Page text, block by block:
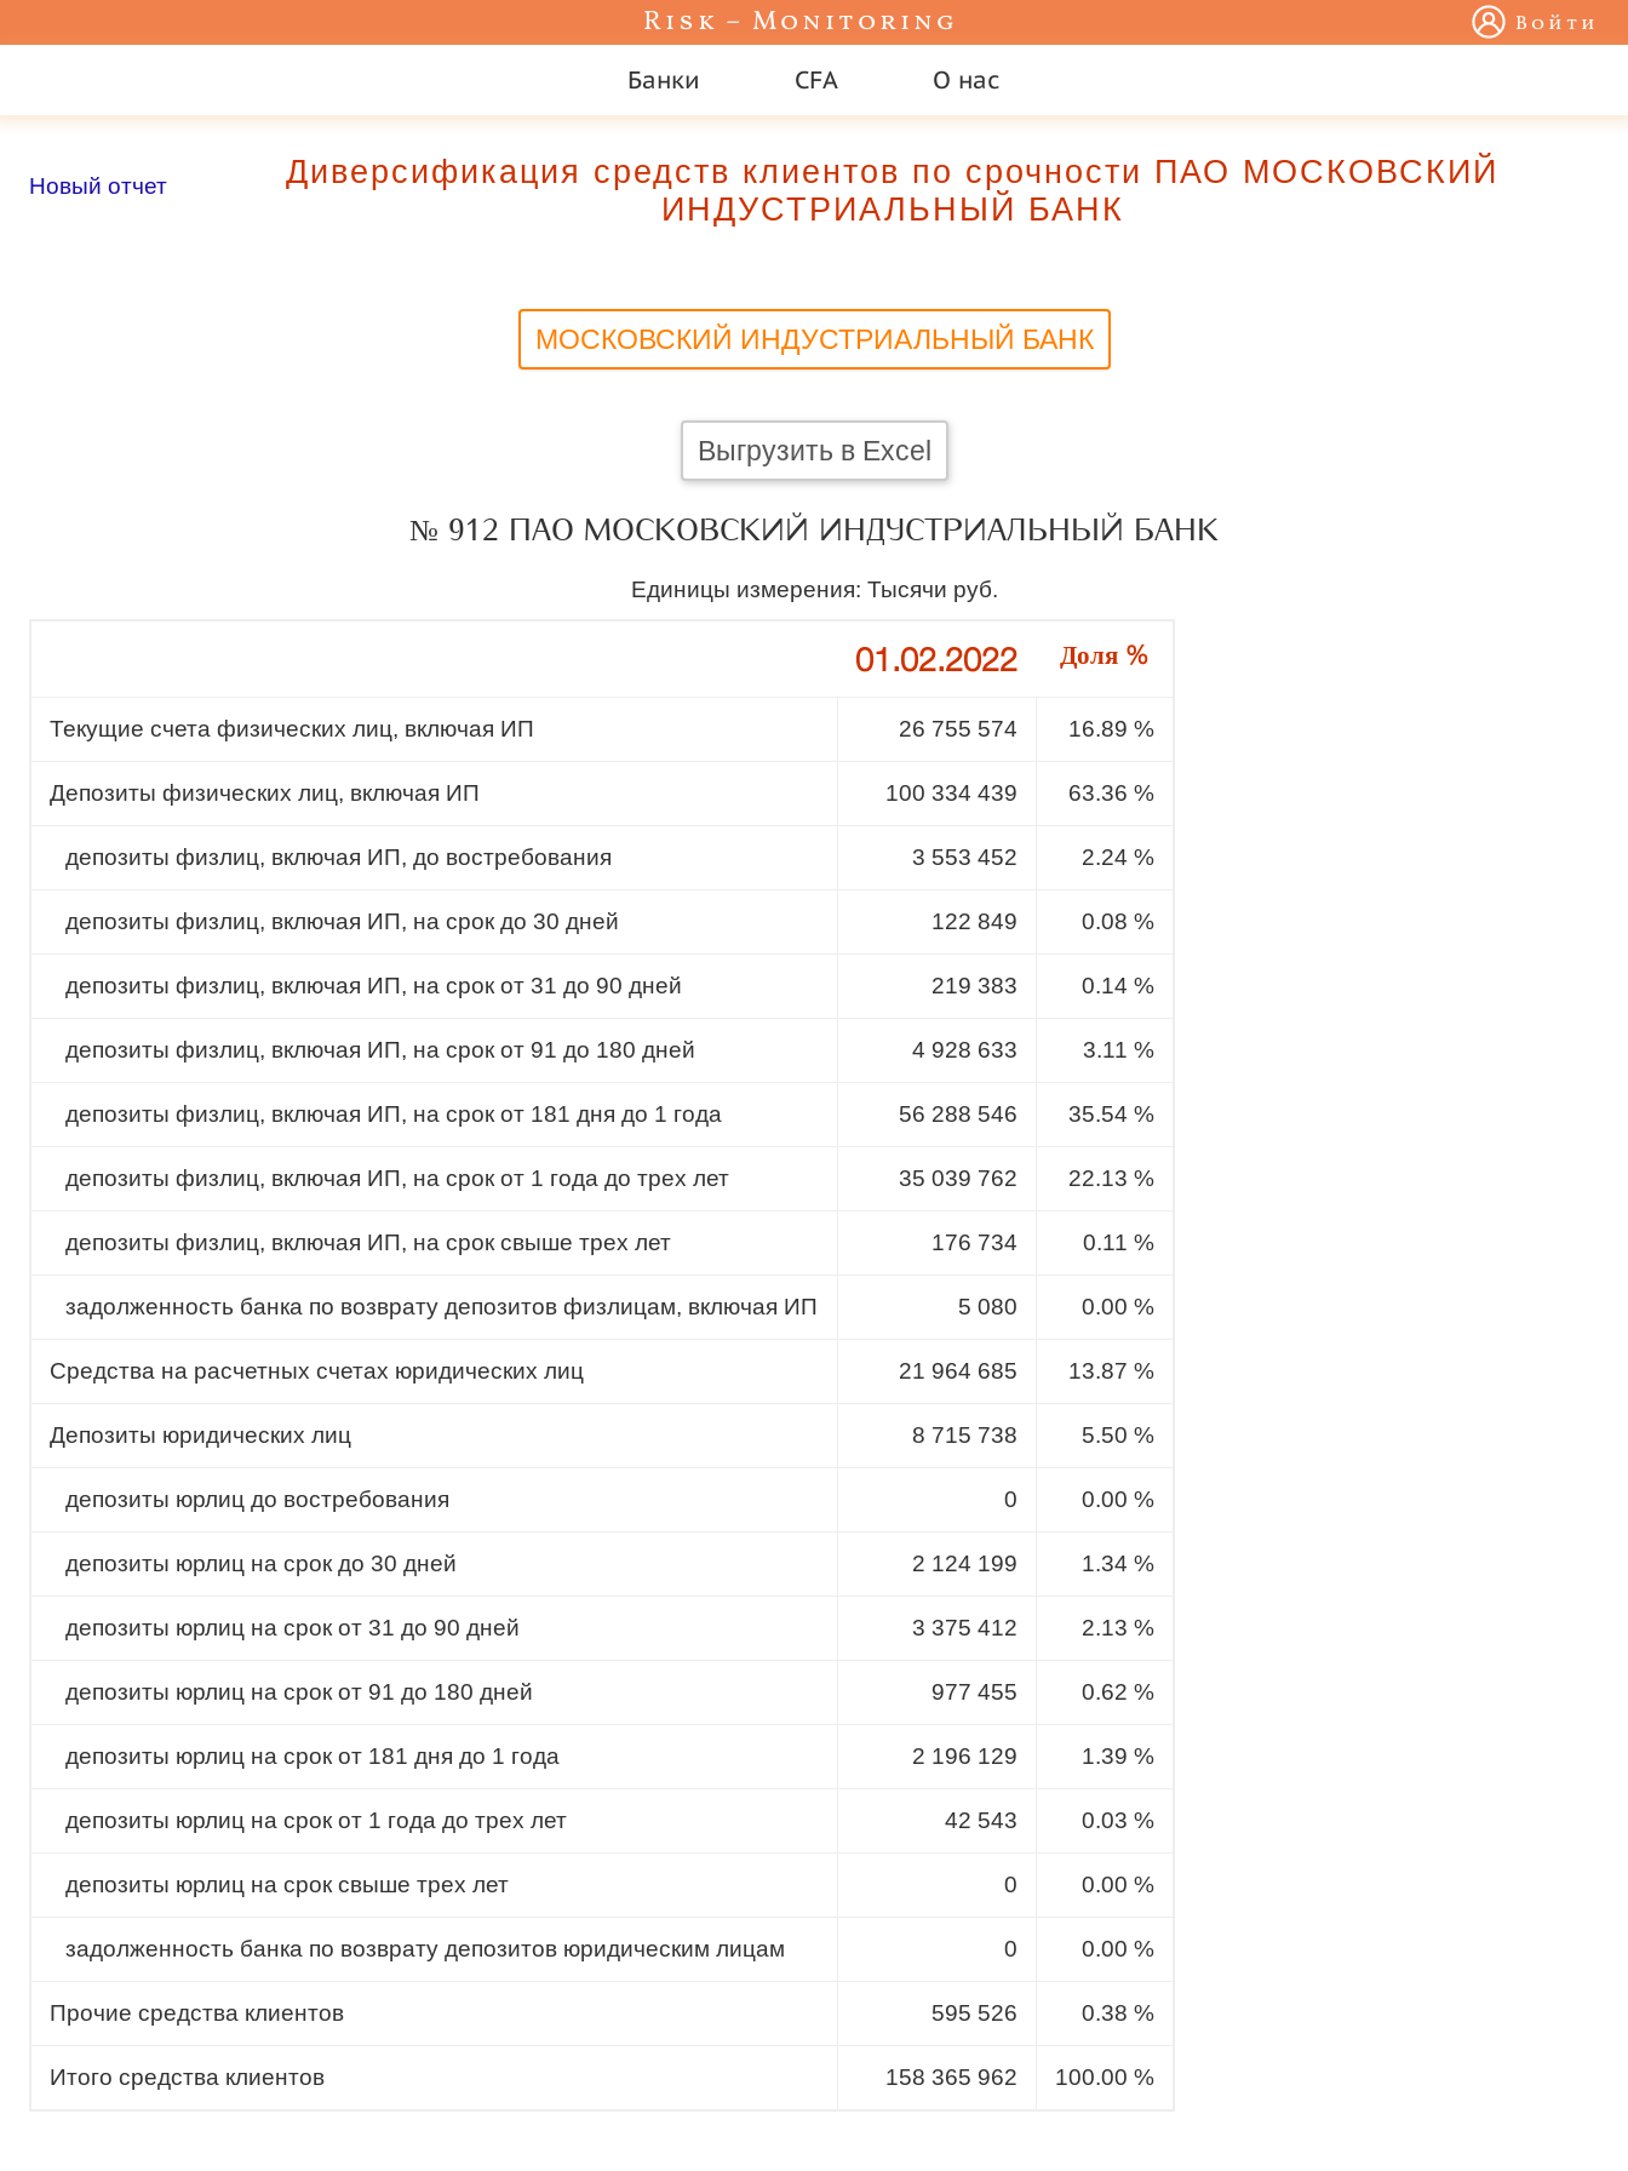
Risk – Monitoring Войти
Банки CFA О нас
Новый отчет
Диверсификация средств клиентов по срочности ПАО МОСКОВСКИЙ
ИНДУСТРИАЛЬНЫЙ БАНК
МОСКОВСКИЙ ИНДУСТРИАЛЬНЫЙ БАНК
Выгрузить в Excel
№ 912 ПАО МОСКОВСКИЙ ИНДУСТРИАЛЬНЫЙ БАНК
Единицы измерения: Тысячи руб.
01.02.2022 Доля %
Текущие счета физических лиц, включая ИП 26 755 574 16.89 %
Депозиты физических лиц, включая ИП 100 334 439 63.36 %
депозиты физлиц, включая ИП, до востребования 3 553 452 2.24 %
депозиты физлиц, включая ИП, на срок до 30 дней 122 849 0.08 %
депозиты физлиц, включая ИП, на срок от 31 до 90 дней 219 383 0.14 %
депозиты физлиц, включая ИП, на срок от 91 до 180 дней 4 928 633 3.11 %
депозиты физлиц, включая ИП, на срок от 181 дня до 1 года 56 288 546 35.54 %
депозиты физлиц, включая ИП, на срок от 1 года до трех лет 35 039 762 22.13 %
депозиты физлиц, включая ИП, на срок свыше трех лет 176 734 0.11 %
задолженность банка по возврату депозитов физлицам, включая ИП 5 080 0.00 %
Cредства на расчетных счетах юридических лиц 21 964 685 13.87 %
Депозиты юридических лиц 8 715 738 5.50 %
депозиты юрлиц до востребования 0 0.00 %
депозиты юрлиц на срок до 30 дней 2 124 199 1.34 %
депозиты юрлиц на срок от 31 до 90 дней 3 375 412 2.13 %
депозиты юрлиц на срок от 91 до 180 дней 977 455 0.62 %
депозиты юрлиц на срок от 181 дня до 1 года 2 196 129 1.39 %
депозиты юрлиц на срок от 1 года до трех лет 42 543 0.03 %
депозиты юрлиц на срок свыше трех лет 0 0.00 %
задолженность банка по возврату депозитов юридическим лицам 0 0.00 %
Прочие средства клиентов 595 526 0.38 %
Итого средства клиентов 158 365 962 100.00 %